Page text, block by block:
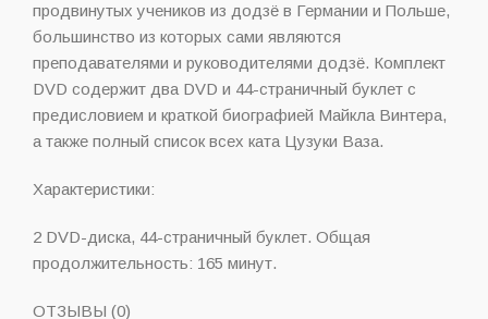
продвинутых учеников из додзё в Германии и Польше,
большинство из которых сами являются
преподавателями и руководителями додзё. Комплект
DVD содержит два DVD и 44-страничный буклет с
предисловием и краткой биографией Майкла Винтера,
а также полный список всех ката Цузуки Ваза.
Характеристики:
2 DVD-диска, 44-страничный буклет. Общая
продолжительность: 165 минут.
ОТЗЫВЫ (0)